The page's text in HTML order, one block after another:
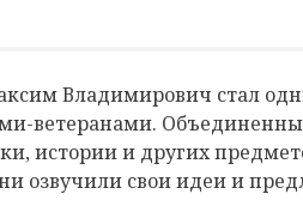
Владимирович стал
ветеранами.
истории и других
озвучили свои идеи и